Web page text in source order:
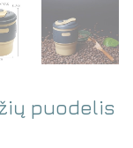
puodelis